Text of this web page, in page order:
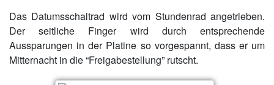
Das Datumsschaltrad wird vom Stundenrad angetrieben.
Der seitliche Finger wird durch entsprechende
Aussparungen in der Platine so vorgespannt, dass er um
Mitternacht in die “Freigabestellung” rutscht.